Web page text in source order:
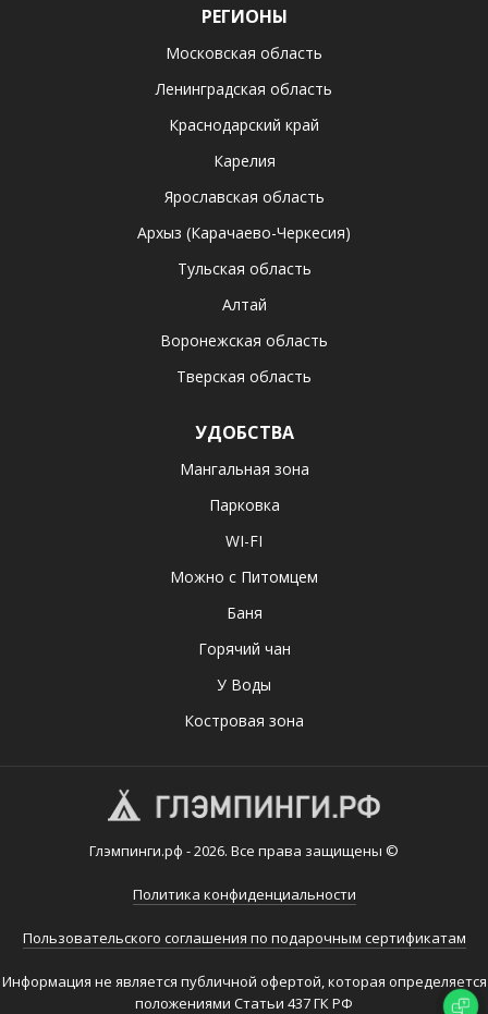
РЕГИОНЫ
Московская область
Ленинградская область
Краснодарский край
Карелия
Ярославская область
Архыз (Карачаево-Черкесия)
Тульская область
Алтай
Воронежская область
Тверская область
УДОБСТВА
Мангальная зона
Парковка
WI-FI
Можно с Питомцем
Баня
Горячий чан
У Воды
Костровая зона
Глэмпинги.рф - 2026. Все права защищены ©
Политика конфиденциальности
Пользовательского соглашения по подарочным сертификатам
Информация не является публичной офертой, которая определяется
положениями Статьи 437 ГК РФ